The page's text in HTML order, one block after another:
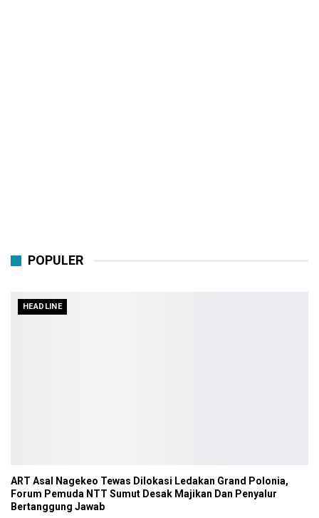
POPULER
HEADLINE
ART Asal Nagekeo Tewas Dilokasi Ledakan Grand Polonia,
Forum Pemuda NTT Sumut Desak Majikan Dan Penyalur
Bertanggung Jawab